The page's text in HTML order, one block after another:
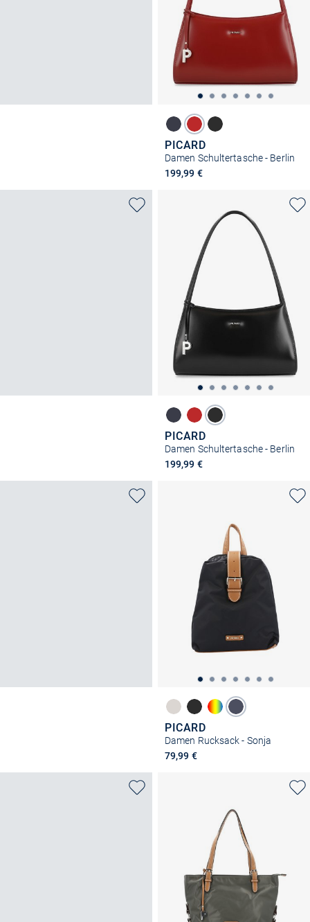
PICARD
Damen Schultertasche - Berlin
199,99 €
PICARD
Damen Schultertasche - Berlin
199,99 €
PICARD
Damen Rucksack - Sonja
79,99 €